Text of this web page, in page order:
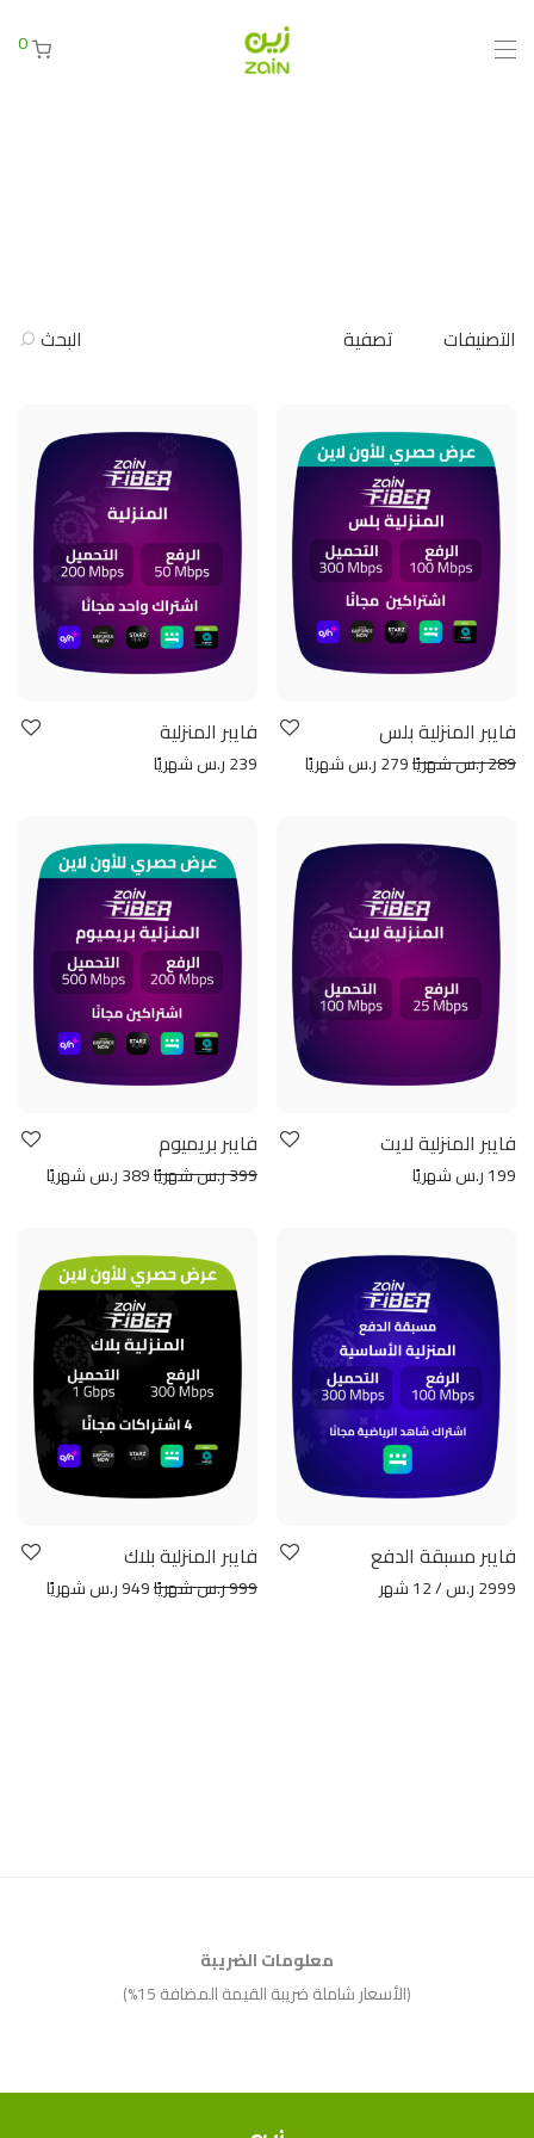
0
التصنيفات تصفية البحث
فايبر المنزلية بلس
289 ر.س شهريًا
فايبر المنزلية
239 ر.س شهريًا
فايبر المنزلية لايت
199 ر.س شهريًا
فايبر بريميوم
399 ر.س شهريًا
فايبر مسبقة الدفع
2999 ر.س / 12 شهر
فايبر المنزلية بلاك
999 ر.س شهريًا
معلومات الضريبة
(الأسعار شاملة ضريبة القيمة المضافة 15%)